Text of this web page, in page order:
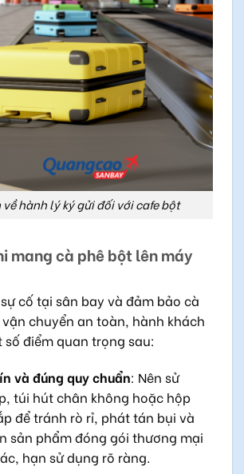
về hành lý ký gửi đối với cafe bột
mang cà phê bột lên máy
cố tại sân bay và đảm bảo cà
chuyển an toàn, hành khách
điểm quan trọng sau:
và đúng quy chuẩn: Nên sử
túi hút chân không hoặc hộp
để tránh rò rỉ, phát tán bụi và
sản phẩm đóng gói thương mại
hạn sử dụng rõ ràng.